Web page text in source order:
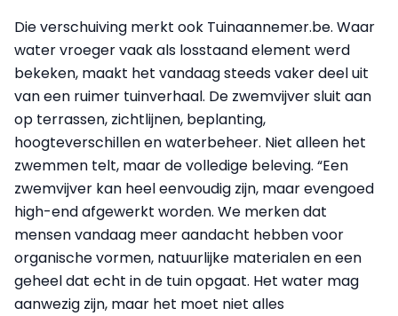
Die verschuiving merkt ook Tuinaannemer.be. Waar
water vroeger vaak als losstaand element werd
bekeken, maakt het vandaag steeds vaker deel uit
van een ruimer tuinverhaal. De zwemvijver sluit aan
op terrassen, zichtlijnen, beplanting,
hoogteverschillen en waterbeheer. Niet alleen het
zwemmen telt, maar de volledige beleving. “Een
zwemvijver kan heel eenvoudig zijn, maar evengoed
high-end afgewerkt worden. We merken dat
mensen vandaag meer aandacht hebben voor
organische vormen, natuurlijke materialen en een
geheel dat echt in de tuin opgaat. Het water mag
aanwezig zijn, maar het moet niet alles